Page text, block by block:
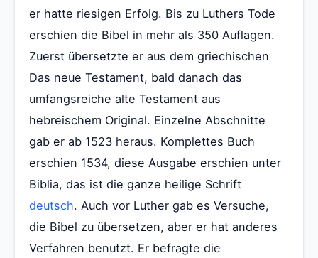
er hatte riesigen Erfolg. Bis zu Luthers Tode
erschien die Bibel in mehr als 350 Auflagen.
Zuerst übersetzte er aus dem griechischen
Das neue Testament, bald danach das
umfangsreiche alte Testament aus
hebreischem Original. Einzelne Abschnitte
gab er ab 1523 heraus. Komplettes Buch
erschien 1534, diese Ausgabe erschien unter
Biblia, das ist die ganze heilige Schrift
deutsch. Auch vor Luther gab es Versuche,
die Bibel zu übersetzen, aber er hat anderes
Verfahren benutzt. Er befragte die